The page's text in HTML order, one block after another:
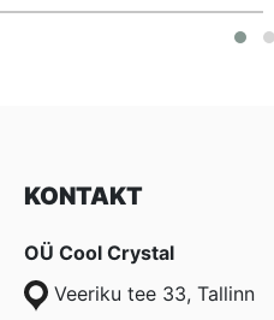
KONTAKT
OÜ Cool Crystal
Veeriku tee 33, Tallinn